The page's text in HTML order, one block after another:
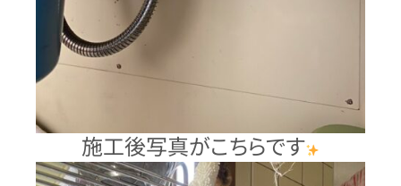
施工後写真がこちらです